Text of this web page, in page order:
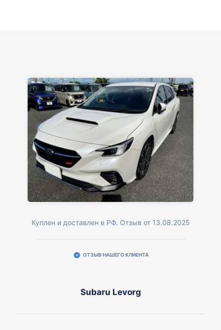
Куплен и доставлен в РФ. Отзыв от 13.08.2025
ОТЗЫВ НАШЕГО КЛИЕНТА
Subaru Levorg